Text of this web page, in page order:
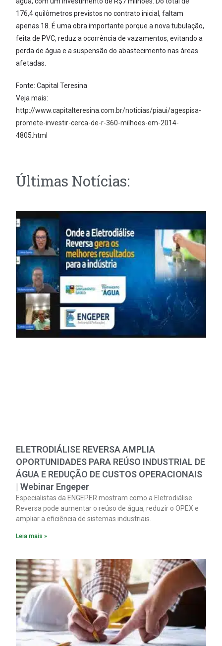
176,4 quilômetros previstos no contrato inicial, faltam
apenas 18. É uma obra importante porque a nova tubulação,
feita de PVC, reduz a ocorrência de vazamentos, evitando a
perda de água e a suspensão do abastecimento nas áreas
afetadas.
Fonte: Capital Teresina
Veja mais:
http://www.capitalteresina.com.br/noticias/piaui/agespisa-
promete-investir-cerca-de-r-360-milhoes-em-2014-
4805.html
Últimas Notícias:
ELETRODIÁLISE REVERSA AMPLIA
OPORTUNIDADES PARA REÚSO INDUSTRIAL DE
ÁGUA E REDUÇÃO DE CUSTOS OPERACIONAIS
| Webinar Engeper
Especialistas da ENGEPER mostram como a Eletrodiálise
Reversa pode aumentar o reúso de água, reduzir o OPEX e
ampliar a eficiência de sistemas industriais.
Leia mais »